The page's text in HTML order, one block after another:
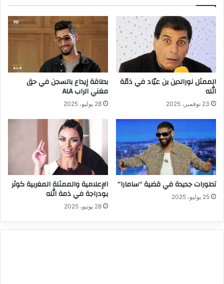
الممثل نورالدين بن عيّاد في ذمّة
الله
23 نوفمبر، 2025
بطاقة إيداع بالسجن في حق
مغني الراب ALA
28 يوليو، 2025
تطورات جديدة في قضية “سامارا”
25 يوليو، 2025
الإعلامية والممثلة المغربية كوثر
بودراجة في ذمة الله
28 يونيو، 2025